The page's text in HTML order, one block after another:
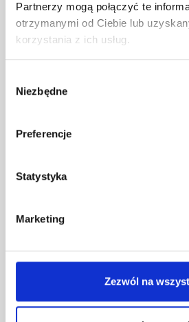
Partnerzy mogą połączyć te
otrzymanymi od Ciebie lub
korzystania z ich usług.
zgody
Niezbędne
Preferencje
Statystyka
Marketing
Zezwól na
MG HS Hybrid+
EXCITE
MG Pilot
dotykowym
Automatyczne reflektory
Przedni i tylny reflektor
Kamera cofania HD z
i czujnikami parkowania
System audio z 6